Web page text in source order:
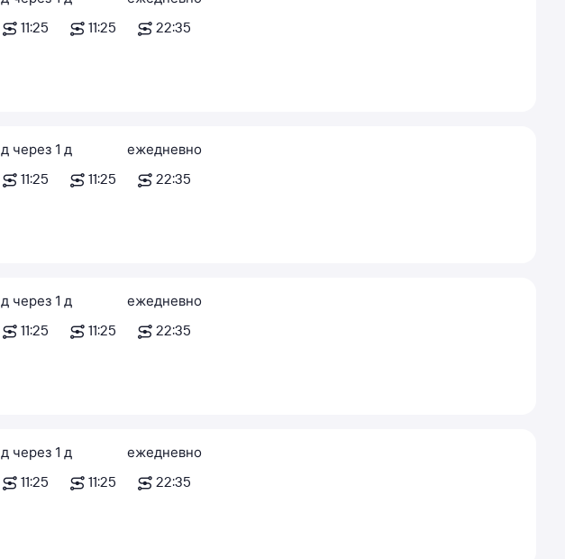
11:25
11:25
22:35
д через 1 д
11:25
11:25
ежедневно
22:35
д через 1 д
11:25
11:25
ежедневно
22:35
д через 1 д
11:25
11:25
ежедневно
22:35